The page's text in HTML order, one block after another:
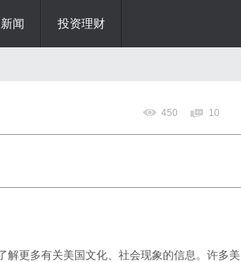
闻 投资理财
450 10
更多有关美国文化、社会现象的信息。许多美